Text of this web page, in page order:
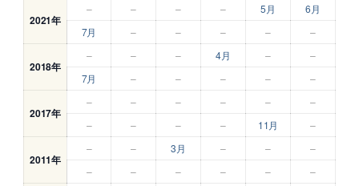
2021年
– – – – 5月
6月
7月
– – – – –
2018年
– – – 4月 –
–
7月
– – – – –
2017年
– – – – –
–
–
– – – 11月 –
2011年
– – 3月 – –
–
–
– – – – –